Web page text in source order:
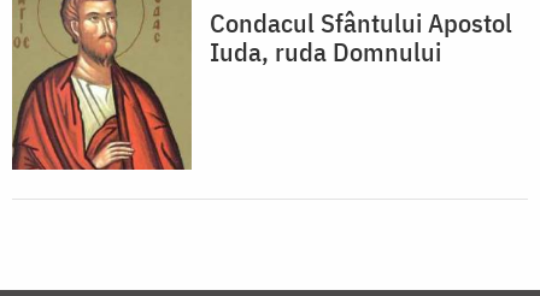
Condacul Sfântului Apostol
Iuda, ruda Domnului